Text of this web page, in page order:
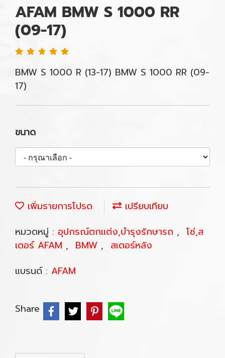
AFAM BMW S 1000 RR
(09-17)
BMW S 1000 R (13-17) BMW S 1000 RR (09-
17)
ขนาด
เพิ่มรายการโปรด
เปรียบเทียบ
หมวดหมู่ : อุปกรณ์ตกแต่ง,บำรุงรักษารถ , โซ่,ส
เตอร์ AFAM , BMW , สเตอร์หลัง
แบรนด์ : AFAM
Share